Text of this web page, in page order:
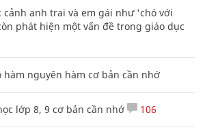
cảnh anh trai và em gái như 'chó với
phát hiện một vấn đề trong giáo dục
hàm nguyên hàm cơ bản cần nhớ
lớp 8, 9 cơ bản cần nhớ 106